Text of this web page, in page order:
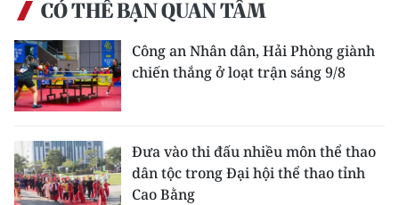
CÓ THỂ BẠN QUAN TÂM
Công an Nhân dân, Hải Phòng giành
chiến thắng ở loạt trận sáng 9/8
Đưa vào thi đấu nhiều môn thể thao
dân tộc trong Đại hội thể thao tỉnh
Cao Bằng